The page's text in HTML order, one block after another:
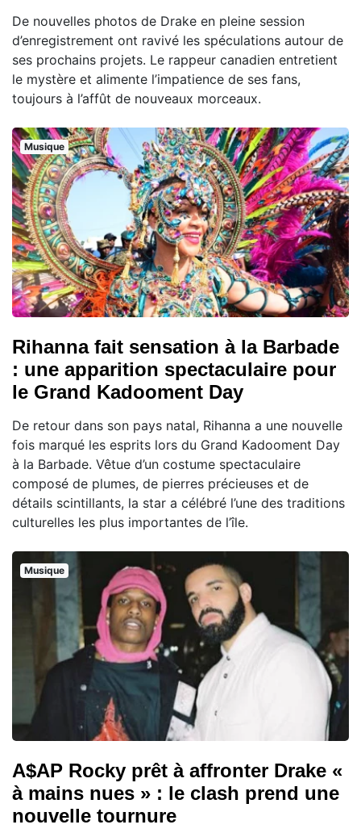
De nouvelles photos de Drake en pleine session
d’enregistrement ont ravivé les spéculations autour de
ses prochains projets. Le rappeur canadien entretient
le mystère et alimente l’impatience de ses fans,
toujours à l’affût de nouveaux morceaux.
Musique
Rihanna fait sensation à la Barbade
: une apparition spectaculaire pour
le Grand Kadooment Day
De retour dans son pays natal, Rihanna a une nouvelle
fois marqué les esprits lors du Grand Kadooment Day
à la Barbade. Vêtue d’un costume spectaculaire
composé de plumes, de pierres précieuses et de
détails scintillants, la star a célébré l’une des traditions
culturelles les plus importantes de l’île.
Musique
A$AP Rocky prêt à affronter Drake «
à mains nues » : le clash prend une
nouvelle tournure